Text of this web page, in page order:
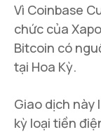
Vì Coinbase
chức của
Bitcoin có
tại Hoa Kỳ.
Giao dịch này
kỳ loại tiền